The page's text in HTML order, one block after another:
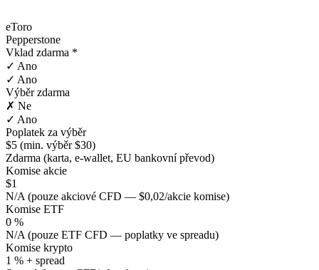
eToro
Pepperstone
Vklad zdarma *
✓ Ano
✓ Ano
Výběr zdarma
✗ Ne
✓ Ano
Poplatek za výběr
$5 (min. výběr $30)
Zdarma (karta, e-wallet, EU bankovní převod)
Komise akcie
$1
N/A (pouze akciové CFD — $0,02/akcie komise)
Komise ETF
0 %
N/A (pouze ETF CFD — poplatky ve spreadu)
Komise krypto
1 % + spread